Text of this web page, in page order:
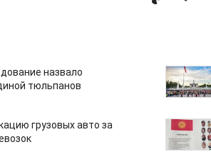
назвало
тюльпанов
грузовых авто за